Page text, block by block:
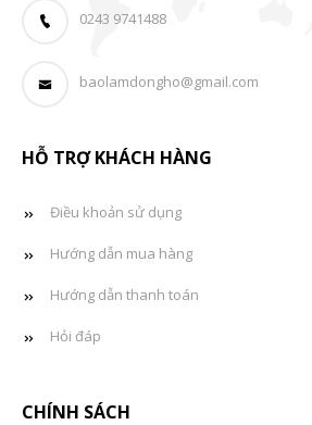
0243 9741488
baolamdongho@gmail.com
HỖ TRỢ KHÁCH HÀNG
Điều khoản sử dụng
Hướng dẫn mua hàng
Hướng dẫn thanh toán
Hỏi đáp
CHÍNH SÁCH